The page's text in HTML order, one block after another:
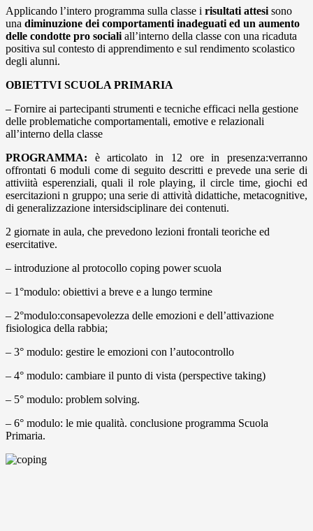
Applicando l’intero programma sulla classe i risultati attesi sono
una diminuzione dei comportamenti inadeguati ed un aumento
delle condotte pro sociali all’interno della classe con una ricaduta
positiva sul contesto di apprendimento e sul rendimento scolastico
degli alunni.
OBIETTVI SCUOLA PRIMARIA
– Fornire ai partecipanti strumenti e tecniche efficaci nella gestione
delle problematiche comportamentali, emotive e relazionali
all’interno della classe
PROGRAMMA: è articolato in 12 ore in presenza:verranno
offrontati 6 moduli come di seguito descritti e prevede una serie di
attiviità esperenziali, quali il role playing, il circle time, giochi ed
esercitazioni n gruppo; una serie di attività didattiche, metacognitive,
di generalizzazione intersidsciplinare dei contenuti.
2 giornate in aula, che prevedono lezioni frontali teoriche ed
esercitative.
– introduzione al protocollo coping power scuola
– 1°modulo: obiettivi a breve e a lungo termine
– 2°modulo:consapevolezza delle emozioni e dell’attivazione
fisiologica della rabbia;
– 3° modulo: gestire le emozioni con l’autocontrollo
– 4° modulo: cambiare il punto di vista (perspective taking)
– 5° modulo: problem solving.
– 6° modulo: le mie qualità. conclusione programma Scuola
Primaria.